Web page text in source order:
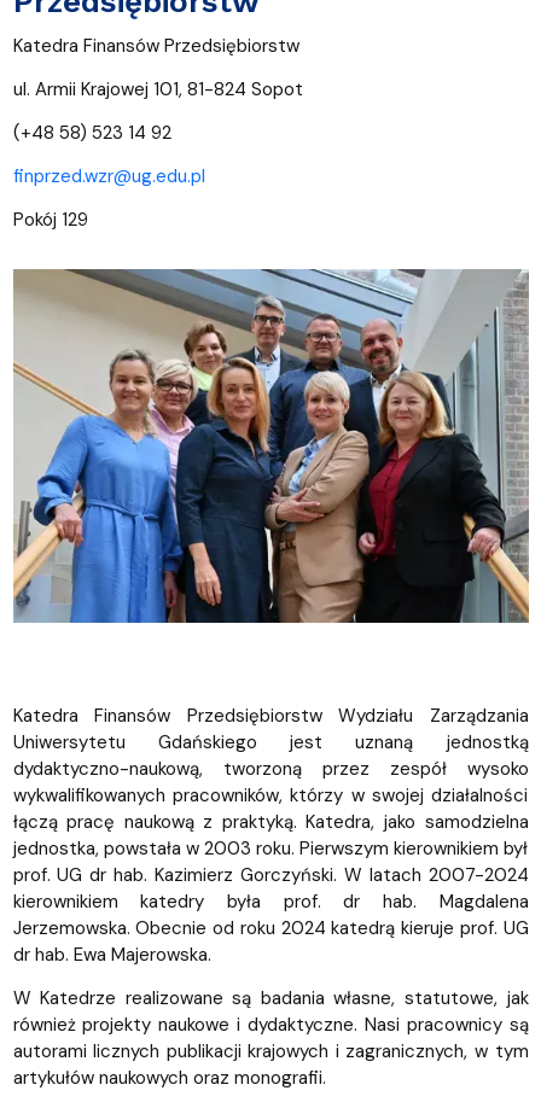
Katedra Finansów Przedsiębiorstw
ul. Armii Krajowej 101, 81-824 Sopot
(+48 58) 523 14 92
finprzed.wzr@ug.edu.pl
Pokój 129
Katedra Finansów Przedsiębiorstw Wydziału Zarządzania
Uniwersytetu Gdańskiego jest uznaną jednostką
dydaktyczno-naukową, tworzoną przez zespół wysoko
wykwalifikowanych pracowników, którzy w swojej działalności
łączą pracę naukową z praktyką. Katedra, jako samodzielna
jednostka, powstała w 2003 roku. Pierwszym kierownikiem był
prof. UG dr hab. Kazimierz Gorczyński. W latach 2007-2024
kierownikiem katedry była prof. dr hab. Magdalena
Jerzemowska. Obecnie od roku 2024 katedrą kieruje prof. UG
dr hab. Ewa Majerowska.
W Katedrze realizowane są badania własne, statutowe, jak
również projekty naukowe i dydaktyczne. Nasi pracownicy są
autorami licznych publikacji krajowych i zagranicznych, w tym
artykułów naukowych oraz monografii.